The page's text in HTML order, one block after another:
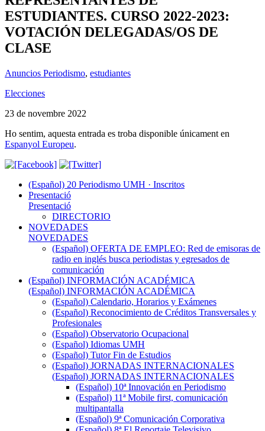
ESTUDIANTES. CURSO 2022-2023:
VOTACIÓN DELEGADAS/OS DE
CLASE
Anuncios Periodismo, estudiantes
Elecciones
23 de novembre 2022
Ho sentim, aquesta entrada es troba disponible únicament en
Espanyol Europeu.
(Español) 20 Periodismo UMH · Inscritos
Presentació
Presentació
DIRECTORIO
NOVEDADES
NOVEDADES
(Español) OFERTA DE EMPLEO: Red de emisoras de
radio en inglés busca periodistas y egresados de
comunicación
(Español) INFORMACIÓN ACADÉMICA
(Español) INFORMACIÓN ACADÉMICA
(Español) Calendario, Horarios y Exámenes
(Español) Reconocimiento de Créditos Transversales y
Profesionales
(Español) Observatorio Ocupacional
(Español) Idiomas UMH
(Español) Tutor Fin de Estudios
(Español) JORNADAS INTERNACIONALES
(Español) JORNADAS INTERNACIONALES
(Español) 10ª Innovación en Periodismo
(Español) 11ª Mobile first, comunicación
multipantalla
(Español) 9ª Comunicación Corporativa